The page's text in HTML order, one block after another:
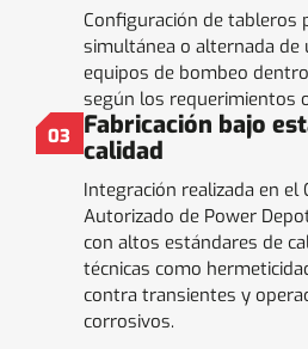
Configuración de tableros
simultánea o alternada de
equipos de bombeo
según los requerimientos
03
Fabricación bajo
calidad
Integración realizada en el
Autorizado de Power
con altos estándares de
técnicas como
contra transientes y
corrosivos.